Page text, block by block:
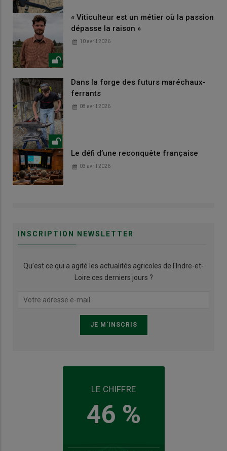
« Viticulteur est un métier où la passion
dépasse la raison »
10 avril 2026
Dans la forge des futurs maréchaux-
ferrants
08 avril 2026
Le défi d’une reconquête française
03 avril 2026
INSCRIPTION NEWSLETTER
Qu’est ce qui a agité les actualités agricoles de l'Indre-et-
Loire ces derniers jours ?
LE CHIFFRE
46 %